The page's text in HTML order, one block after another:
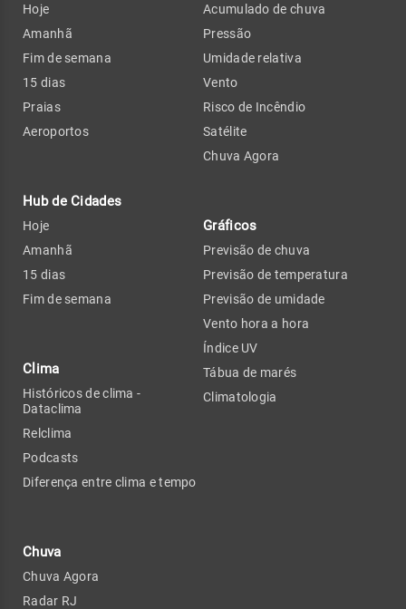
Hoje
Amanhã
Fim de semana
15 dias
Praias
Aeroportos
Hub de Cidades
Hoje
Amanhã
15 dias
Fim de semana
Clima
Históricos de clima -
Dataclima
Relclima
Podcasts
Diferença entre clima e tempo
Chuva
Chuva Agora
Radar RJ
Acumulado de chuva
Pressão
Umidade relativa
Vento
Risco de Incêndio
Satélite
Chuva Agora
Gráficos
Previsão de chuva
Previsão de temperatura
Previsão de umidade
Vento hora a hora
Índice UV
Tábua de marés
Climatologia